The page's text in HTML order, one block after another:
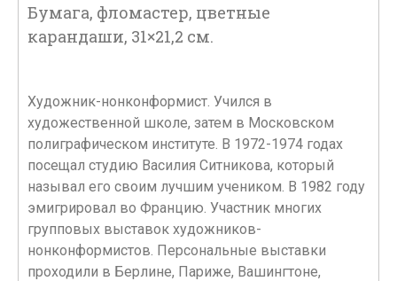
Бумага, фломастер, цветные
карандаши, 31×21,2 см.
Художник-нонконформист. Учился в
художественной школе, затем в Московском
полиграфическом институте. В 1972-1974 годах
посещал студию Василия Ситникова, который
называл его своим лучшим учеником. В 1982 году
эмигрировал во Францию. Участник многих
групповых выставок художников-
нонконформистов. Персональные выставки
проходили в Берлине, Париже, Вашингтоне,